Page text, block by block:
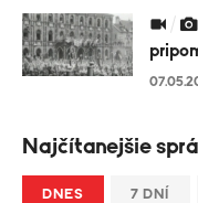
Najčítanejšie
DNES 7 DNÍ